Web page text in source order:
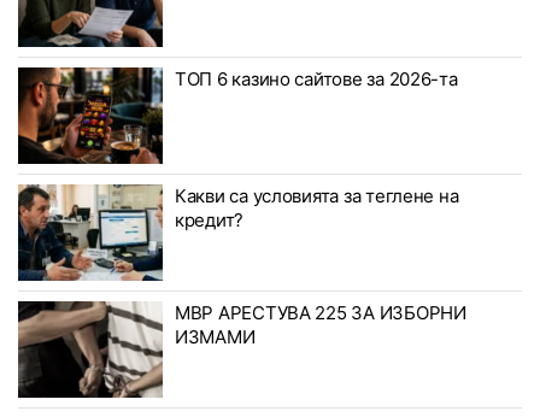
ТОП 6 казино сайтове за 2026-та
Какви са условията за теглене на
кредит?
МВР АРЕСТУВА 225 ЗА ИЗБОРНИ
ИЗМАМИ